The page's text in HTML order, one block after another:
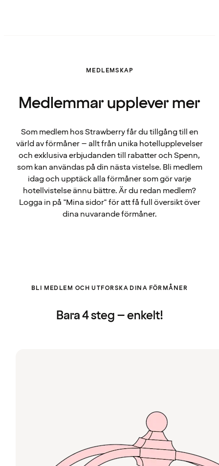
MEDLEMSKAP
Medlemmar upplever mer
Som medlem hos Strawberry får du tillgång till en
värld av förmåner – allt från unika hotellupplevelser
och exklusiva erbjudanden till rabatter och Spenn,
som kan användas på din nästa vistelse. Bli medlem
idag och upptäck alla förmåner som gör varje
hotellvistelse ännu bättre. Är du redan medlem?
Logga in på "Mina sidor" för att få full översikt över
dina nuvarande förmåner.
BLI MEDLEM OCH UTFORSKA DINA FÖRMÅNER
Bara 4 steg – enkelt!